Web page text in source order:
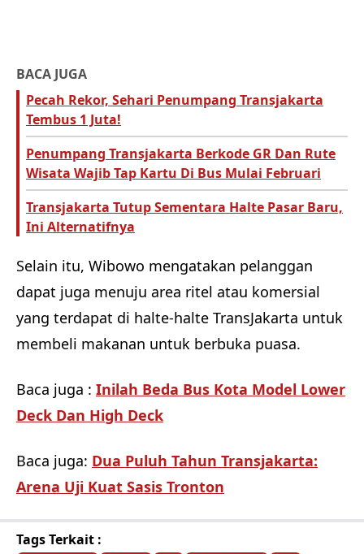
BACA JUGA
Pecah Rekor, Sehari Penumpang Transjakarta
Tembus 1 Juta!
Penumpang Transjakarta Berkode GR Dan Rute
Wisata Wajib Tap Kartu Di Bus Mulai Februari
Transjakarta Tutup Sementara Halte Pasar Baru,
Ini Alternatifnya
Selain itu, Wibowo mengatakan pelanggan
dapat juga menuju area ritel atau komersial
yang terdapat di halte-halte TransJakarta untuk
membeli makanan untuk berbuka puasa.
Baca juga : Inilah Beda Bus Kota Model Lower
Deck Dan High Deck
Baca juga: Dua Puluh Tahun Transjakarta:
Arena Uji Kuat Sasis Tronton
Tags Terkait :